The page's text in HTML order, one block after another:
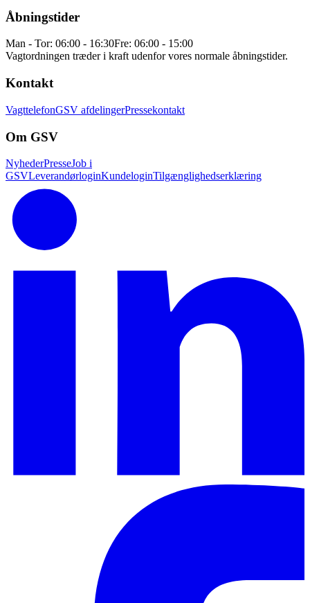
Åbningstider
Man - Tor: 06:00 - 16:30Fre: 06:00 - 15:00
Vagtordningen træder i kraft udenfor vores normale åbningstider.
Kontakt
VagttelefonGSV afdelingerPressekontakt
Om GSV
NyhederPresseJob i
GSVLeverandørloginKundeloginTilgænglighedserklæring